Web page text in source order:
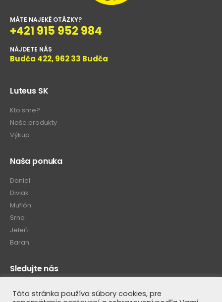
MÁTE NAJEKÉ OTÁZKY?
+421 915 952 984
NÁJDETE NÁS
Budča 422, 962 33 Budča
Luteus SK
Kto sme?
Naše produkty
Výkup
Naša ponuka
Daniel
Diviak
Muflón
Srna
Jeleň
Baran
Sledujte nás
Táto stránka používa súbory cookies, pre